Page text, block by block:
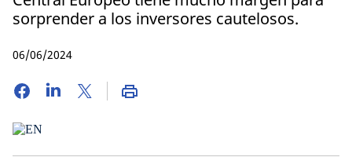
sorprender a los inversores cautelosos.
06/06/2024